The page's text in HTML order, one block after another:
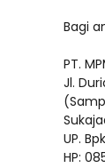
Bagi
PT.
Jl.
UP.
HP: